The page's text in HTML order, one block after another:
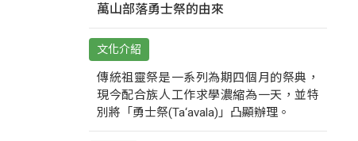
萬山部落勇士祭的由來
文化介紹
傳統祖靈祭是一系列為期四個月的祭典，
現今配合族人工作求學濃縮為一天，並特
別將「勇士祭(Ta‘avala)」凸顯辦理。